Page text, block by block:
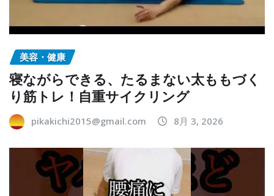
美容・健康
寝ながらできる、たるまない太ももづく
り筋トレ！自重サイクリング
pikakichi2015@gmail.com 8月 3, 2026